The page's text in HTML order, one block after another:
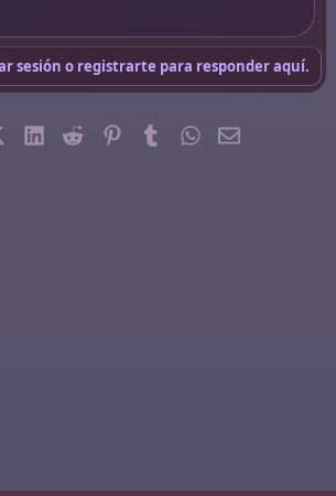
sesión o registrarte para responder aquí.
X (Twitter)
LinkedInReddit PinterestTumblrWhatsApp
Email